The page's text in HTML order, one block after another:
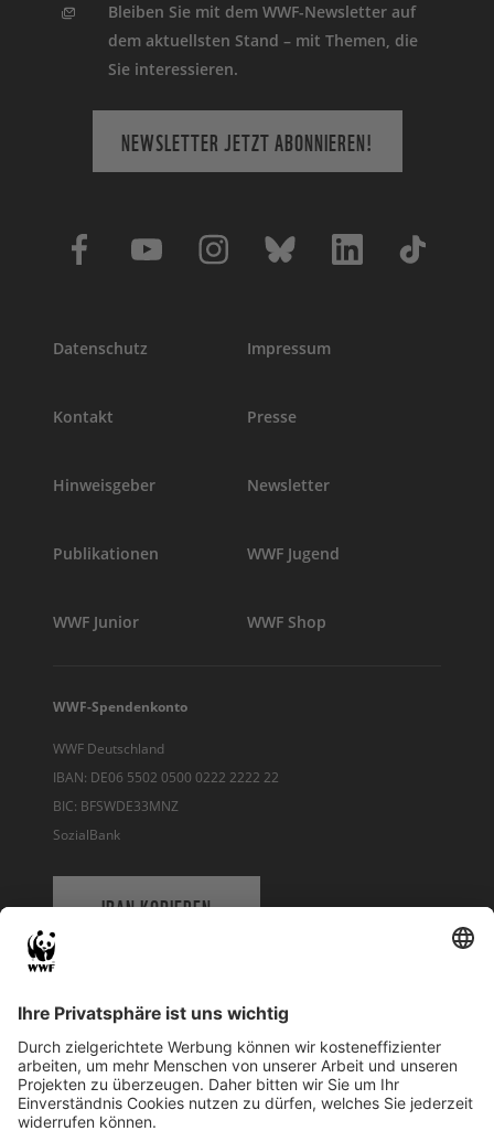
Bleiben Sie mit dem WWF-Newsletter auf
dem aktuellsten Stand – mit Themen, die
Sie interessieren.
NEWSLETTER JETZT ABONNIEREN!
Datenschutz Impressum
Kontakt Presse
Hinweisgeber Newsletter
Publikationen WWF Jugend
WWF Junior WWF Shop
WWF-Spendenkonto
WWF Deutschland
IBAN: DE06 5502 0500 0222 2222 22
BIC: BFSWDE33MNZ
SozialBank
IBAN KOPIEREN
WWF Deutschland
Reinhardtstr. 18